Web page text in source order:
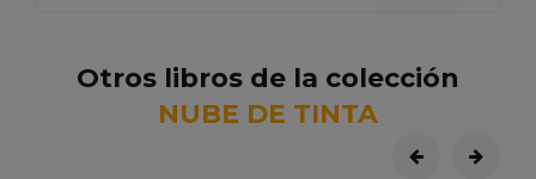
Otros libros de la colección
NUBE DE TINTA